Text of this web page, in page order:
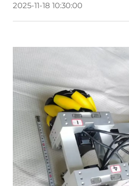
2025-11-18 10:30:00